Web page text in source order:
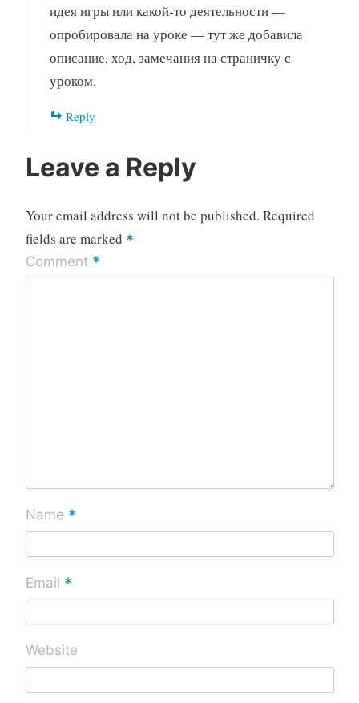
идея игры или какой-то деятельности —
опробировала на уроке — тут же добавила
описание, ход, замечания на страничку с
уроком.
Reply
Leave a Reply
Your email address will not be published. Required
fields are marked *
Comment *
Name *
Email *
Website